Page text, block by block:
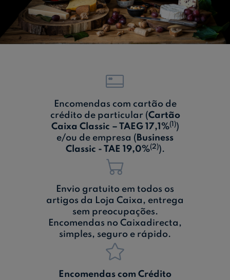
Aderir ao Caixadirecta Empresas
Links úteis:
Faça download da App Caixadirecta
Encomendas com cartão de
crédito de particular (Cartão
Caixa Classic – TAEG 17,1%(1))
e/ou de empresa ( Business
Classic - TAE 19,0%(2)).
Envio gratuito em todos os
artigos da Loja Caixa, entrega
sem preocupações.
Encomendas no Caixadirecta,
simples, seguro e rápido.
Encomendas com Crédito